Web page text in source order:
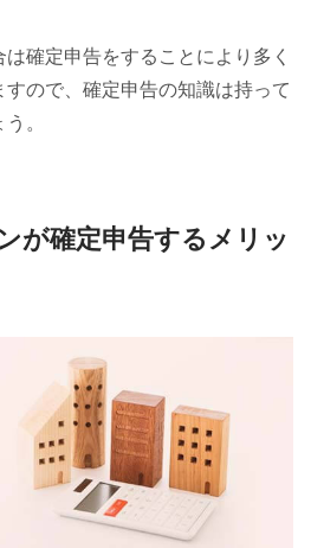
確定申告をすることにより多く
ので、確定申告の知識は持って
。
が確定申告するメリッ